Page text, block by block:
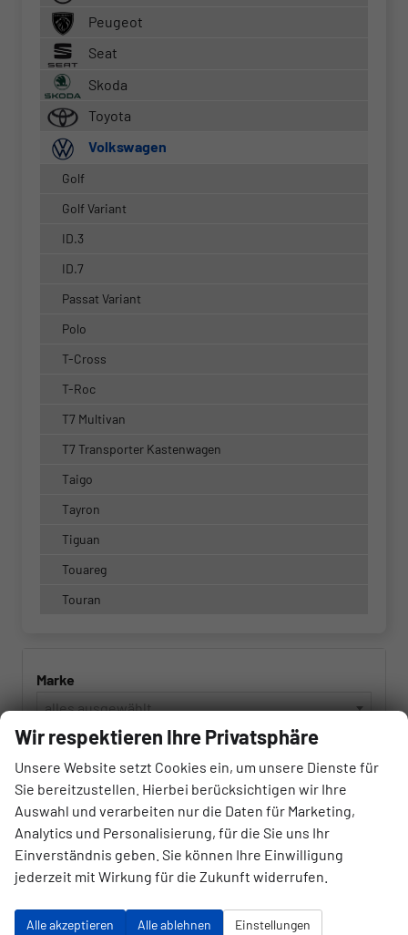
Peugeot
Seat
Skoda
Toyota
Volkswagen
Golf
Golf Variant
ID.3
ID.7
Passat Variant
Polo
T-Cross
T-Roc
T7 Multivan
T7 Transporter Kastenwagen
Taigo
Tayron
Tiguan
Touareg
Touran
Marke
alles ausgewählt
alles ausgewählt
Kraftstoffart
alles ausgewählt
Getriebeart
Wir respektieren Ihre Privatsphäre
Unsere Website setzt Cookies ein, um unsere Dienste für
Sie bereitzustellen. Hierbei berücksichtigen wir Ihre
Auswahl und verarbeiten nur die Daten für Marketing,
Analytics und Personalisierung, für die Sie uns Ihr
Einverständnis geben. Sie können Ihre Einwilligung
jederzeit mit Wirkung für die Zukunft widerrufen.
Alle akzeptieren Alle ablehnen Einstellungen